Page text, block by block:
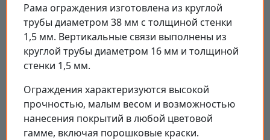
Рама ограждения изготовлена из круглой
трубы диаметром 38 мм с толщиной стенки
1,5 мм. Вертикальные связи выполнены из
круглой трубы диаметром 16 мм и толщиной
стенки 1,5 мм.
Ограждения характеризуются высокой
прочностью, малым весом и возможностью
нанесения покрытий в любой цветовой
гамме, включая порошковые краски.